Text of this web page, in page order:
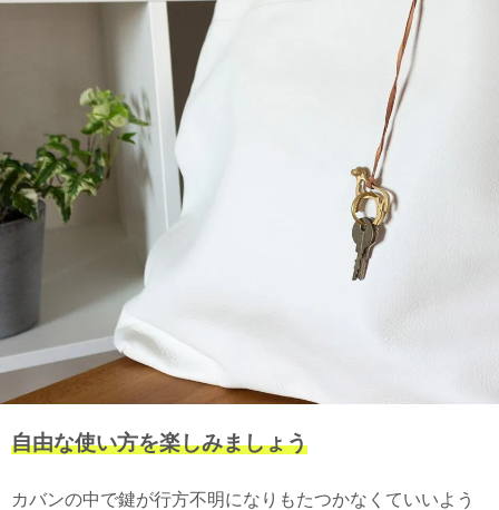
自由な使い方を楽しみましょう
カバンの中で鍵が行方不明になりもたつかなくていいよう